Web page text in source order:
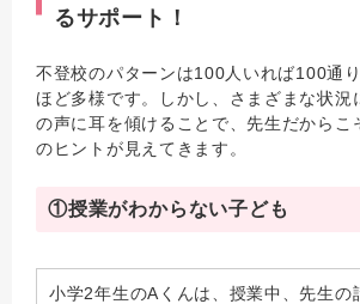
るサポート！
不登校のパターンは100人いれば100通
ほど多様です。しかし、さまざまな状況
の声に耳を傾けることで、先生だからこ
のヒントが見えてきます。
①授業がわからない子ども
小学2年生のAくんは、授業中、先生の